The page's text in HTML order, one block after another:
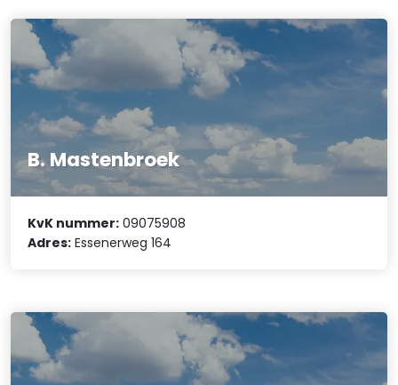
B. Mastenbroek
KvK nummer: 09075908
Adres: Essenerweg 164